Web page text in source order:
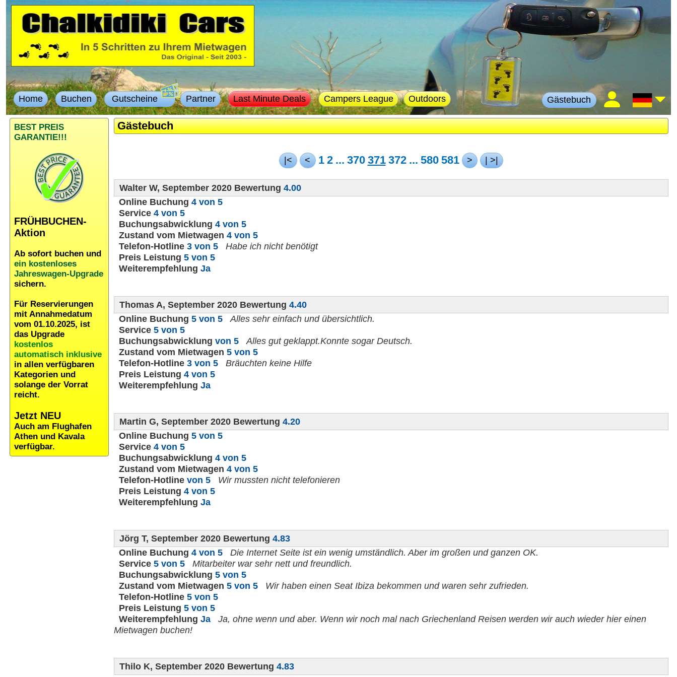
Home Buchen Gutscheine Partner Last Minute Deals Campers League Outdoors Gästebuch
BEST PREIS
GARANTIE!!!
FRÜHBUCHEN-
Aktion
Ab sofort buchen und
ein kostenloses
Jahreswagen-Upgrade
sichern.
Für Reservierungen
mit Annahmedatum
vom 01.10.2025, ist
das Upgrade
kostenlos
automatisch inklusive
in allen verfügbaren
Kategorien und
solange der Vorrat
reicht.
Jetzt NEU
Auch am Flughafen
Athen und Kavala
verfügbar.
Gästebuch
|< < 1 2 ... 370 371 372 ... 580 581 > | >|
Walter W, September 2020 Bewertung 4.00
Online Buchung 4 von 5
Service 4 von 5
Buchungsabwicklung 4 von 5
Zustand vom Mietwagen 4 von 5
Telefon-Hotline 3 von 5
Habe ich nicht benötigt
Preis Leistung 5 von 5
Weiterempfehlung Ja
Thomas A, September 2020 Bewertung 4.40
Online Buchung 5 von 5
Alles sehr einfach und übersichtlich.
Service 5 von 5
Buchungsabwicklung von 5
Alles gut geklappt.Konnte sogar Deutsch.
Zustand vom Mietwagen 5 von 5
Telefon-Hotline 3 von 5
Bräuchten keine Hilfe
Preis Leistung 4 von 5
Weiterempfehlung Ja
Martin G, September 2020 Bewertung 4.20
Online Buchung 5 von 5
Service 4 von 5
Buchungsabwicklung 4 von 5
Zustand vom Mietwagen 4 von 5
Telefon-Hotline von 5
Wir mussten nicht telefonieren
Preis Leistung 4 von 5
Weiterempfehlung Ja
Jörg T, September 2020 Bewertung 4.83
Online Buchung 4 von 5
Die Internet Seite ist ein wenig umständlich. Aber im großen und ganzen OK.
Service 5 von 5
Mitarbeiter war sehr nett und freundlich.
Buchungsabwicklung 5 von 5
Zustand vom Mietwagen 5 von 5
Wir haben einen Seat Ibiza bekommen und waren sehr zufrieden.
Telefon-Hotline 5 von 5
Preis Leistung 5 von 5
Weiterempfehlung Ja
Ja, ohne wenn und aber. Wenn wir noch mal nach Griechenland Reisen werden wir auch wieder hier einen
Mietwagen buchen!
Thilo K, September 2020 Bewertung 4.83